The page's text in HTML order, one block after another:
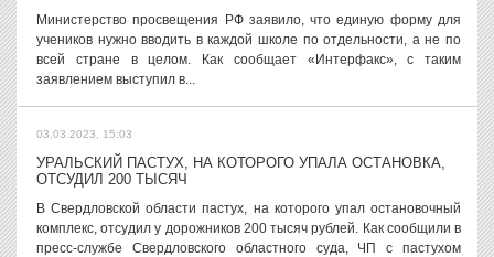
Министерство просвещения РФ заявило, что единую форму для
учеников нужно вводить в каждой школе по отдельности, а не по
всей стране в целом. Как сообщает «Интерфакс», с таким
заявлением выступил в...
03.03.2023, 15:03
УРАЛЬСКИЙ ПАСТУХ, НА КОТОРОГО УПАЛА ОСТАНОВКА,
ОТСУДИЛ 200 ТЫСЯЧ
В Свердловской области пастух, на которого упал остановочный
комплекс, отсудил у дорожников 200 тысяч рублей. Как сообщили в
пресс-службе Свердловского областного суда, ЧП с пастухом